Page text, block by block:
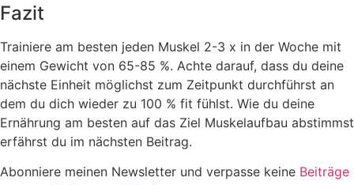
Fazit
Trainiere am besten jeden Muskel 2-3 x in der Woche mit
einem Gewicht von 65-85 %. Achte darauf, dass du deine
nächste Einheit möglichst zum Zeitpunkt durchführst an
dem du dich wieder zu 100 % fit fühlst. Wie du deine
Ernährung am besten auf das Ziel Muskelaufbau abstimmst
erfährst du im nächsten Beitrag.
Abonniere meinen Newsletter und verpasse keine Beiträge